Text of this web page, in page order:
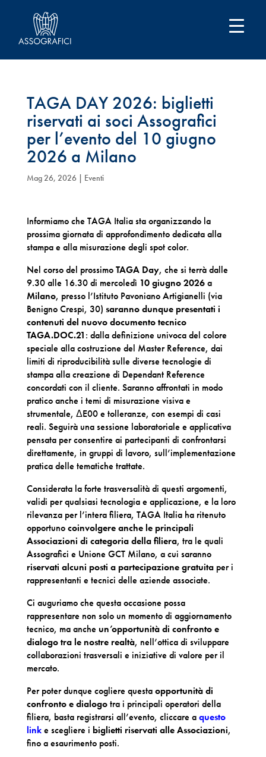
TAGA DAY 2026: biglietti
riservati ai soci Assografici
per l’evento del 10 giugno
2026 a Milano
Mag 26, 2026| Eventi
Informiamo che TAGA Italia sta organizzando la
prossima giornata di approfondimento dedicata alla
stampa e alla misurazione degli spot color.
Nel corso del prossimoTAGA Day, che si terrà dalle
9.30 alle 16.30 di mercoledì 10 giugno 2026a
Milano, presso l’Istituto Pavoniano Artigianelli (via
Benigno Crespi, 30) saranno dunque presentati i
contenuti del nuovo documento tecnico
TAGA.DOC.21: dalla definizione univoca del colore
speciale alla costruzione del Master Reference, dai
limiti di riproducibilità sulle diverse tecnologie di
stampa alla creazione di Dependant Reference
concordati con il cliente. Saranno affrontati in modo
pratico anche i temi di misurazione visiva e
strumentale, ΔE00 e tolleranze, con esempi di casi
reali. Seguirà una sessione laboratoriale e applicativa
pensata per consentire ai partecipanti di confrontarsi
direttamente, in gruppi di lavoro, sull’implementazione
pratica delle tematiche trattate.
Considerata la forte trasversalità di questi argomenti,
validi per qualsiasi tecnologia e applicazione, e la loro
rilevanza per l’intera filiera, TAGA Italia ha ritenuto
opportunocoinvolgere anche le principali
Associazioni di categoria della filiera, tra le quali
Assografici e Unione GCT Milano, a cui saranno
riservati alcuni posti a partecipazione gratuitaper i
rappresentanti e tecnici delle aziende associate.
Ci auguriamo che questa occasione possa
rappresentare non solo un momento di aggiornamento
tecnico, ma anche un’opportunità di confronto e
dialogo tra le nostre realtà, nell’ottica di sviluppare
collaborazioni trasversali e iniziative di valore per il
mercato.
Per poter dunque cogliere questaopportunità di
confronto e dialogotra i principali operatori della
filiera, basta registrarsi all’evento, cliccare aquesto
linke scegliere i biglietti riservati alle Associazioni,
fino a esaurimento posti.